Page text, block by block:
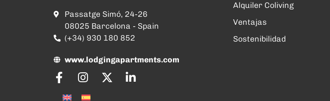
Passatge Simó, 24-26
08025 Barcelona - Spain
(+34) 930 180 852
www.lodgingapartments.com
Alquiler Coliving
Ventajas
Sostenibilidad